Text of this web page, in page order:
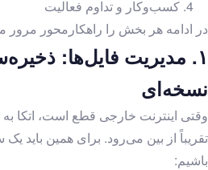
کارگروه‌ها
کارگروه حکمرانی
کارگروه طراحی راهبردی
کارگروه راهکارهای دیجیتال
تماس با رستا
Linkedin Instagram
کسب‌وکار و تداوم فعالیت
در ادامه هر بخش را راهکارمحور مرور
۱. مدیریت فایل‌ها:
نسخه‌ای
وقتی اینترنت خارجی قطع است، اتکا
تقریباً از بین می‌رود. برای همین باید
باشیم: